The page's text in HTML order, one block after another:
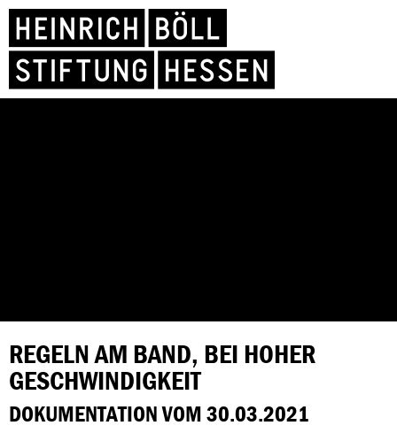
REGELN AM BAND, BEI HOHER
GESCHWINDIGKEIT
DOKUMENTATION VOM 30.03.2021